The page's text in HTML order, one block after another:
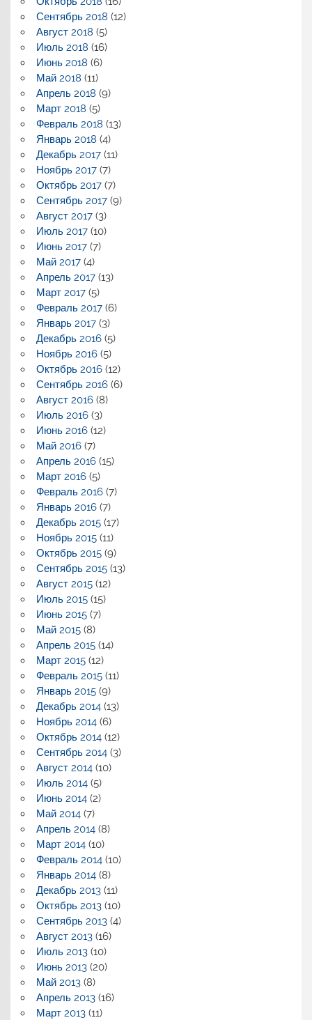
Сентябрь 2018 (12)
Август 2018 (5)
Июль 2018 (16)
Июнь 2018 (6)
Май 2018 (11)
Апрель 2018 (9)
Март 2018 (5)
Февраль 2018 (13)
Январь 2018 (4)
Декабрь 2017(11)
Ноябрь 2017(7)
Октябрь 2017(7)
Сентябрь 2017(9)
Август 2017(3)
Июль 2017(10)
Июнь 2017(7)
Май 2017(4)
Апрель 2017(13)
Март 2017(5)
Февраль 2017(6)
Январь 2017(3)
Декабрь 2016(5)
Ноябрь 2016(5)
Октябрь 2016(12)
Сентябрь 2016(6)
Август 2016(8)
Июль 2016(3)
Июнь 2016(12)
Май 2016(7)
Апрель 2016(15)
Март 2016(5)
Февраль 2016(7)
Январь 2016(7)
Декабрь 2015(17)
Ноябрь 2015(11)
Октябрь 2015(9)
Сентябрь 2015(13)
Август 2015(12)
Июль 2015(15)
Июнь 2015(7)
Май 2015(8)
Апрель 2015(14)
Март 2015(12)
Февраль 2015(11)
Январь 2015(9)
Декабрь 2014(13)
Ноябрь 2014(6)
Октябрь 2014(12)
Сентябрь 2014(3)
Август 2014(10)
Июль 2014(5)
Июнь 2014(2)
Май 2014(7)
Апрель 2014(8)
Март 2014(10)
Февраль 2014(10)
Январь 2014(8)
Декабрь 2013(11)
Октябрь 2013(10)
Сентябрь 2013(4)
Август 2013(16)
Июль 2013(10)
Июнь 2013(20)
Май 2013(8)
Апрель 2013(16)
Март 2013(11)